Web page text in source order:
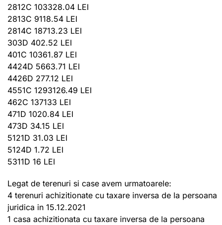
2812C 103328.04 LEI
2813C 9118.54 LEI
2814C 18713.23 LEI
303D 402.52 LEI
401C 10361.87 LEI
4424D 5663.71 LEI
4426D 277.12 LEI
4551C 1293126.49 LEI
462C 137133 LEI
471D 1020.84 LEI
473D 34.15 LEI
5121D 31.03 LEI
5124D 1.72 LEI
5311D 16 LEI
Legat de terenuri si case avem urmatoarele:
4 terenuri achizitionate cu taxare inversa de la persoana
juridica in 15.12.2021
1 casa achizitionata cu taxare inversa de la persoana